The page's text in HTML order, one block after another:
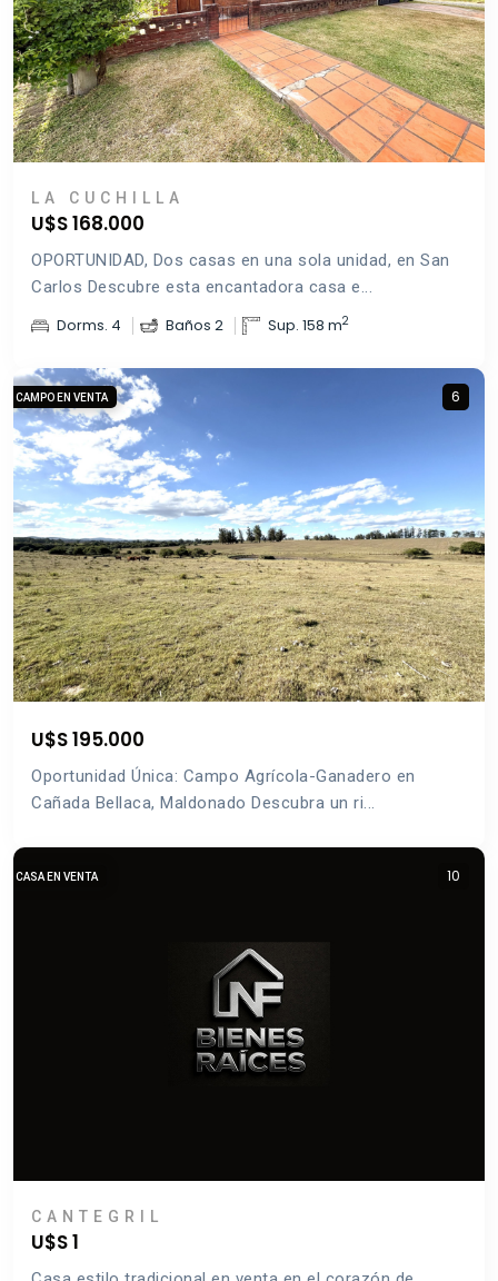
LA CUCHILLA
U$S 168.000
OPORTUNIDAD, Dos casas en una sola unidad, en San
Carlos Descubre esta encantadora casa e...
Dorms. 4 Baños 2 Sup. 158 m2
CAMPO EN VENTA 6
U$S 195.000
Oportunidad Única: Campo Agrícola-Ganadero en
Cañada Bellaca, Maldonado Descubra un ri...
CASA EN VENTA 10
CANTEGRIL
U$S 1